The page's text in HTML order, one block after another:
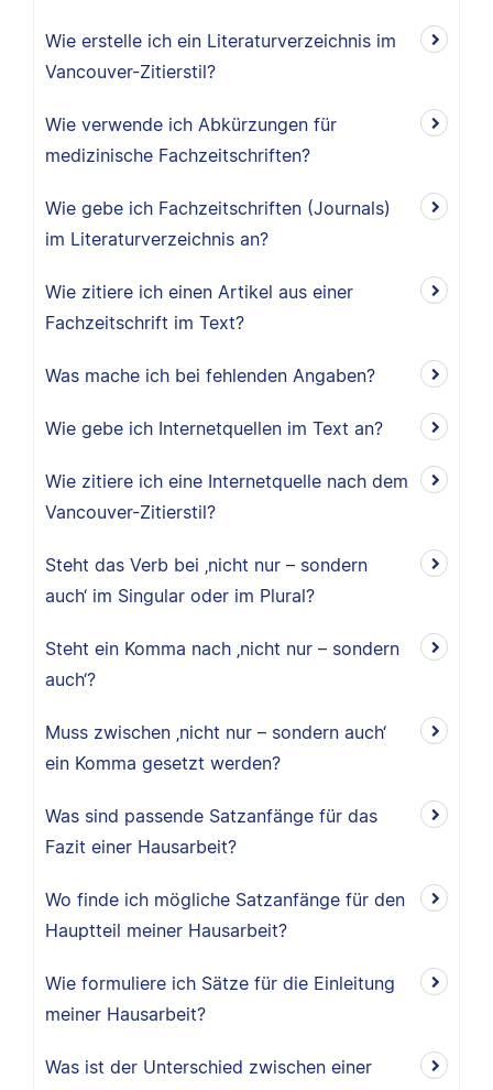
Wie erstelle ich ein Literaturverzeichnis im
Vancouver-Zitierstil?
Wie verwende ich Abkürzungen für
medizinische Fachzeitschriften?
Wie gebe ich Fachzeitschriften (Journals)
im Literaturverzeichnis an?
Wie zitiere ich einen Artikel aus einer
Fachzeitschrift im Text?
Was mache ich bei fehlenden Angaben?
Wie gebe ich Internetquellen im Text an?
Wie zitiere ich eine Internetquelle nach dem
Vancouver-Zitierstil?
Steht das Verb bei ‚nicht nur – sondern
auch‘ im Singular oder im Plural?
Steht ein Komma nach ‚nicht nur – sondern
auch‘?
Muss zwischen ‚nicht nur – sondern auch‘
ein Komma gesetzt werden?
Was sind passende Satzanfänge für das
Fazit einer Hausarbeit?
Wo finde ich mögliche Satzanfänge für den
Hauptteil meiner Hausarbeit?
Wie formuliere ich Sätze für die Einleitung
meiner Hausarbeit?
Was ist der Unterschied zwischen einer